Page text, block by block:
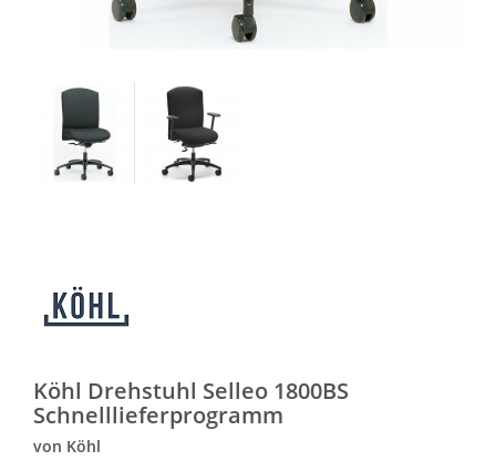
Köhl Drehstuhl Selleo 1800BS
Schnelllieferprogramm
von Köhl